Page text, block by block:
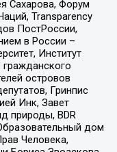
Сахарова, Форум
Transparеncy
ПостРоссии,
в России –
Институт
гражданского
островов
Гринпис
Инк, Завет
природы, BDR
дом
Человека,